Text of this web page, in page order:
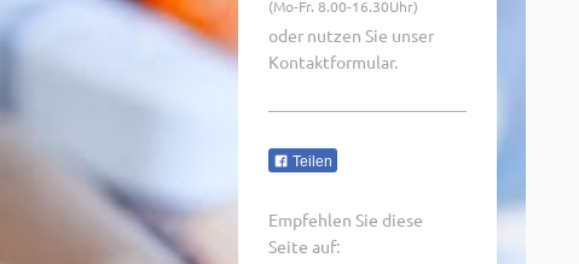
(Mo-Fr. 8.00-16.30Uhr)
oder nutzen Sie unser
Kontaktformular.
Teilen
Empfehlen Sie diese
Seite auf: